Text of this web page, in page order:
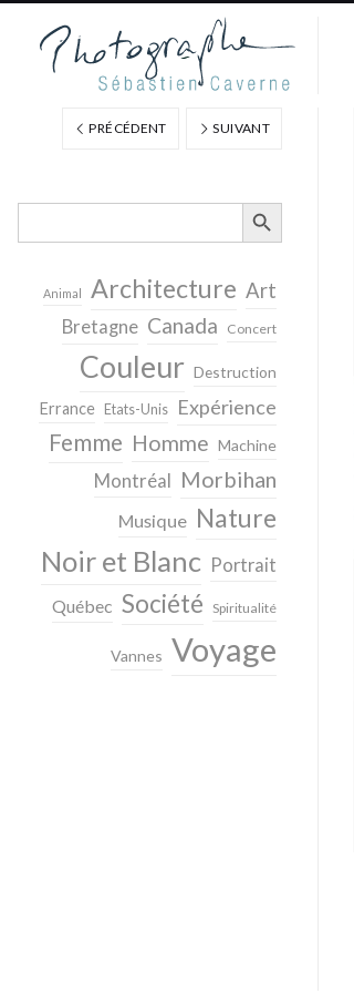
PRÉCÉDENT SUIVANT
Search
SEARCH BUTTON
Animal Architecture Art
Bretagne Canada Concert
Couleur Destruction
Errance
Etats-Unis Expérience
Femme Homme Machine
Montréal Morbihan
Musique Nature
Noir et Blanc Portrait
Québec Société Spiritualité
Vannes Voyage